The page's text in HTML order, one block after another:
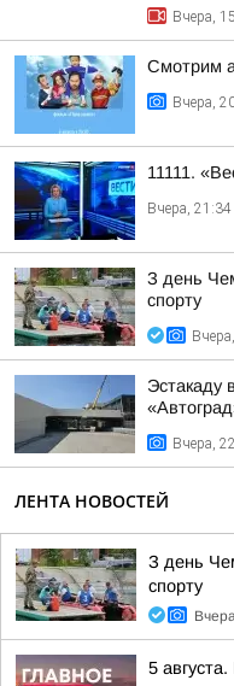
Вчера,
Смотрим
Вчера,
11111.
Вчера, 21:34
З день
спорту
Эстакаду
Вчера,
ЛЕНТА НОВОСТЕЙ
З день
спорту
5